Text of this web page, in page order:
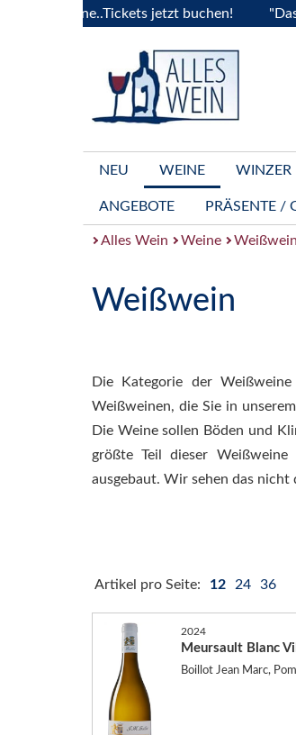
jetzt buchen! "Das
NEU WEINE WINZER
ANGEBOTE PRÄSENTE /
Alles Wein Weine Weißwein
Weißwein
Die Kategorie der
Weißweinen, die Sie in
Die Weine sollen Böden und
größte Teil dieser
ausgebaut. Wir sehen das nicht
Artikel pro Seite: 12 24 36
2024
Meursault Blanc
Boillot Jean Marc,